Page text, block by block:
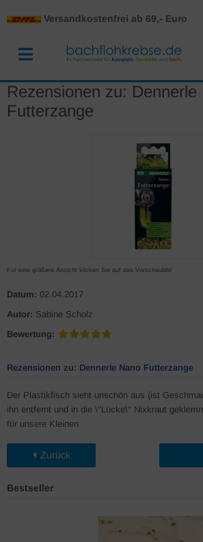
Versandkostenfrei ab 69,- Euro
Rezensionen zu: Dennerle
Futterzange
Für eine größere Ansicht klicken Sie auf das Vorschaubild
Datum: 02.04.2017
Autor: Sabine Scholz
Bewertung:
Rezensionen zu: Dennerle Nano Futterzange
Der Plastikfisch sieht unschön aus (ist
ihn entfernt und in die \"Lücke\" Nixkraut
für unsere Kleinen
Zurück
Bestseller